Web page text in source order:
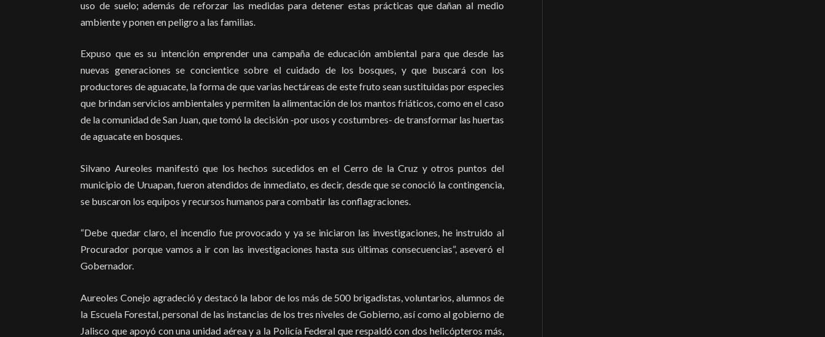
uso de suelo; además de reforzar las medidas para detener estas prácticas que dañan al medio
ambiente y ponen en peligro a las familias.
Expuso que es su intención emprender una campaña de educación ambiental para que desde las
nuevas generaciones se concientice sobre el cuidado de los bosques, y que buscará con los
productores de aguacate, la forma de que varias hectáreas de este fruto sean sustituidas por especies
que brindan servicios ambientales y permiten la alimentación de los mantos friáticos, como en el caso
de la comunidad de San Juan, que tomó la decisión -por usos y costumbres- de transformar las huertas
de aguacate en bosques.
Silvano Aureoles manifestó que los hechos sucedidos en el Cerro de la Cruz y otros puntos del
municipio de Uruapan, fueron atendidos de inmediato, es decir, desde que se conoció la contingencia,
se buscaron los equipos y recursos humanos para combatir las conflagraciones.
“Debe quedar claro, el incendio fue provocado y ya se iniciaron las investigaciones, he instruido al
Procurador porque vamos a ir con las investigaciones hasta sus últimas consecuencias”, aseveró el
Gobernador.
Aureoles Conejo agradeció y destacó la labor de los más de 500 brigadistas, voluntarios, alumnos de
la Escuela Forestal, personal de las instancias de los tres niveles de Gobierno, así como al gobierno de
Jalisco que apoyó con una unidad aérea y a la Policía Federal que respaldó con dos helicópteros más,